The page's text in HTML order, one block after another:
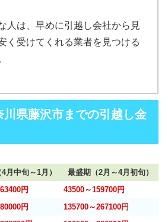
人は、早めに引越し会社から見
く受けてくれる業者を見つける
川県藤沢市までの引越し金
月中旬～1月）
最盛期（2月～4月初旬）
円
43500～159700円
円
135700～267100円